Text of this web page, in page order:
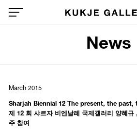
Skip to main content
Global Menu Open Button
News
March 2015
Sharjah Biennial 12 The present, the past,
제 12 회 샤르자 비엔날레 국제갤러리 양혜
주 참여